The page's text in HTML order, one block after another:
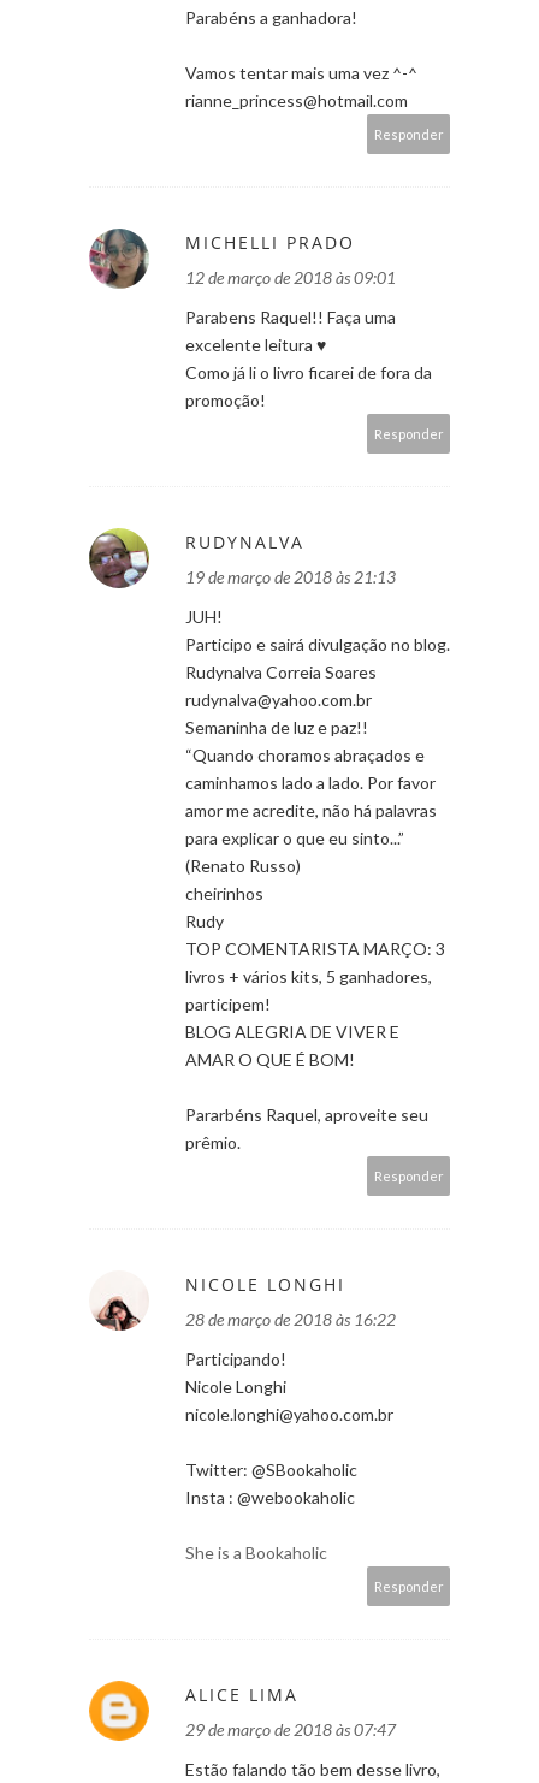
Parabéns a ganhadora!
Vamos tentar mais uma vez ^-^
rianne_princess@hotmail.com
Responder
MICHELLI PRADO
12 de março de 2018 às 09:01
Parabens Raquel!! Faça uma
excelente leitura ♥
Como já li o livro ficarei de fora da
promoção!
Responder
RUDYNALVA
19 de março de 2018 às 21:13
JUH!
Participo e sairá divulgação no blog.
Rudynalva Correia Soares
rudynalva@yahoo.com.br
Semaninha de luz e paz!!
“Quando choramos abraçados e
caminhamos lado a lado. Por favor
amor me acredite, não há palavras
para explicar o que eu sinto...”
(Renato Russo)
cheirinhos
Rudy
TOP COMENTARISTA MARÇO: 3
livros + vários kits, 5 ganhadores,
participem!
BLOG ALEGRIA DE VIVER E
AMAR O QUE É BOM!
Pararbéns Raquel, aproveite seu
prêmio.
Responder
NICOLE LONGHI
28 de março de 2018 às 16:22
Participando!
Nicole Longhi
nicole.longhi@yahoo.com.br
Twitter: @SBookaholic
Insta : @webookaholic
She is a Bookaholic
Responder
ALICE LIMA
29 de março de 2018 às 07:47
Estão falando tão bem desse livro,